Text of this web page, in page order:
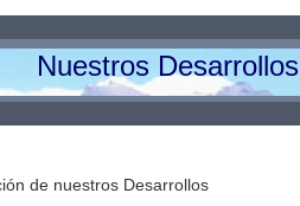
Nuestros Desarrollos
de nuestros Desarrollos